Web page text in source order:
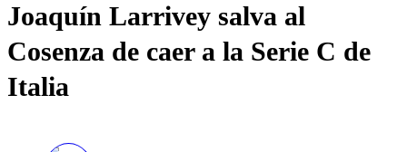
Frecuencias
Agricultura TV
Deportes
Joaquín Larrivey salva al
Cosenza de caer a la Serie C de
Italia